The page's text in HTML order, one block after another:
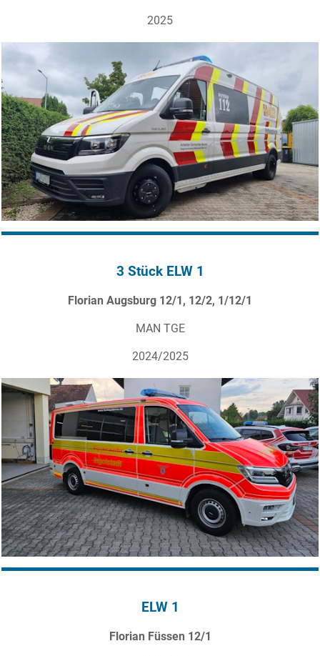
2025
3 Stück ELW 1
Florian Augsburg 12/1, 12/2, 1/12/1
MAN TGE
2024/2025
ELW 1
Florian Füssen 12/1